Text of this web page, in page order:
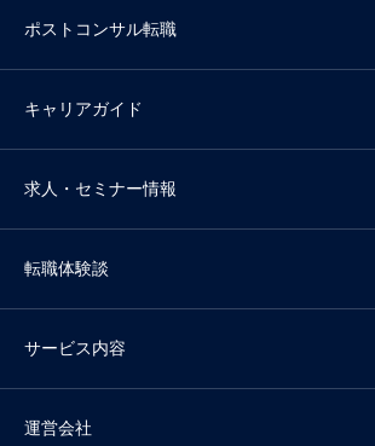
ポストコンサル転職
キャリアガイド
求人・セミナー情報
転職体験談
サービス内容
運営会社